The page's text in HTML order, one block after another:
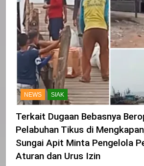
NEWS SIAK
Terkait Dugaan Bebasnya
Pelabuhan Tikus di
Sungai Apit Minta Pengelola
Aturan dan Urus Izin